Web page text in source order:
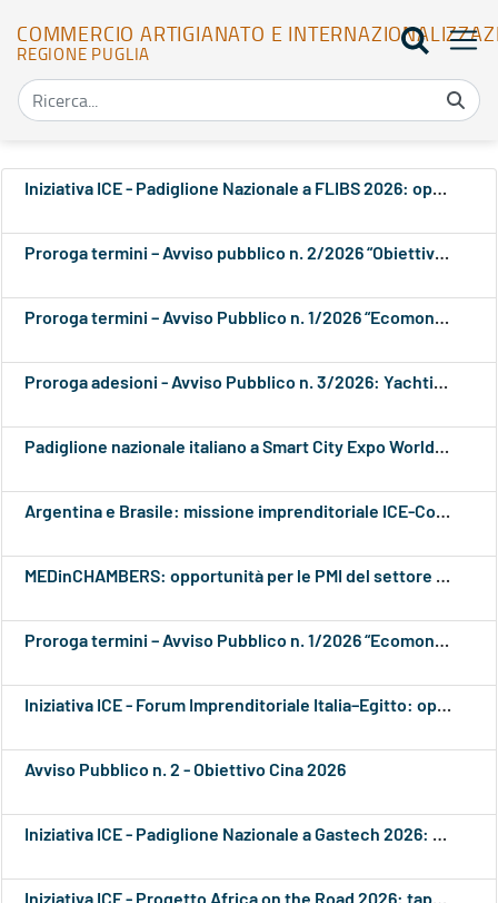
COMMERCIO ARTIGIANATO E
REGIONE PUGLIA
Feedrss - Commercio Artigianato e Internazionalizzazione Iniziativa ICE - Padiglione Nazionale a FLIBS 2026: opportunità per le imprese italiane della nautica da diporto
Proroga termini – Avviso pubblico n. 2/2026 “Obiettivo Cina 2026”
Proroga termini – Avviso Pubblico n. 1/2026 “Ecomondo, Rimini 3-6 novembre 2026”
Proroga adesioni - Avviso Pubblico n. 3/2026: Yachting Festival Cannes 2026
Padiglione nazionale italiano a Smart City Expo World Congress 2026 di Barcellona
Argentina e Brasile: missione imprenditoriale ICE-Confindustria dal 7 all’11 settembre 2026
MEDinCHAMBERS: opportunità per le PMI del settore tessile, abbigliamento, pelle e calzature
Proroga termini – Avviso Pubblico n. 1/2026 “Ecomondo, Rimini 3-6 novembre 2026”
Iniziativa ICE - Forum Imprenditoriale Italia–Egitto: opportunità di collaborazione per le imprese italiane
Avviso Pubblico n. 2 - Obiettivo Cina 2026
Iniziativa ICE - Padiglione Nazionale a Gastech 2026: prorogati i termini di adesione
Iniziativa ICE - Progetto Africa on the Road 2026: tappa a Nairobi per le imprese italiane della trasformazione alimentare